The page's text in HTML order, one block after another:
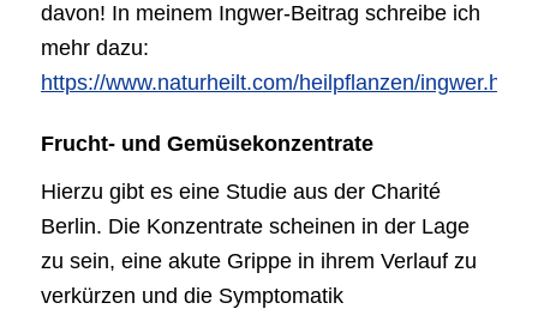
davon! In meinem Ingwer-Beitrag schreibe ich
mehr dazu:
https://www.naturheilt.com/heilpflanzen/ingwer.html
Frucht- und Gemüsekonzentrate
Hierzu gibt es eine Studie aus der Charité
Berlin. Die Konzentrate scheinen in der Lage
zu sein, eine akute Grippe in ihrem Verlauf zu
verkürzen und die Symptomatik